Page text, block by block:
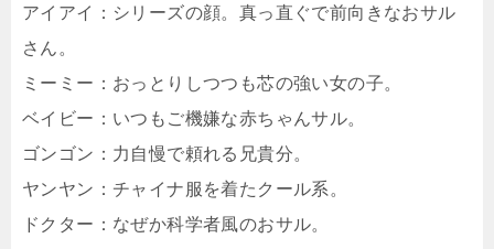
アイアイ：シリーズの顔。真っ直ぐで前向きなおサル
さん。
ミーミー：おっとりしつつも芯の強い女の子。
ベイビー：いつもご機嫌な赤ちゃんサル。
ゴンゴン：力自慢で頼れる兄貴分。
ヤンヤン：チャイナ服を着たクール系。
ドクター：なぜか科学者風のおサル。